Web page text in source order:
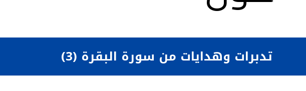
تدبرات وهدايات من سورة البقرة (3)